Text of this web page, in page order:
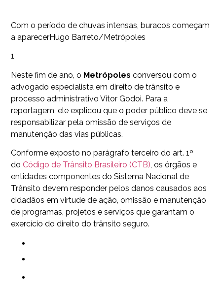
Com o período de chuvas intensas, buracos começam
a aparecerHugo Barreto/Metrópoles
1
Neste fim de ano, o Metrópoles conversou com o
advogado especialista em direito de trânsito e
processo administrativo Vitor Godoi. Para a
reportagem, ele explicou que o poder público deve se
responsabilizar pela omissão de serviços de
manutenção das vias públicas.
Conforme exposto no parágrafo terceiro do art. 1º
do Código de Trânsito Brasileiro (CTB), os órgãos e
entidades componentes do Sistema Nacional de
Trânsito devem responder pelos danos causados aos
cidadãos em virtude de ação, omissão e manutenção
de programas, projetos e serviços que garantam o
exercício do direito do trânsito seguro.